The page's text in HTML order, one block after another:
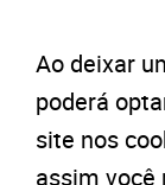
Ao deixar
poderá
site nos
assim você